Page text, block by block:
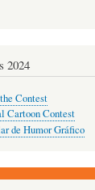
2024
Contest
Cartoon Contest
de Humor Gráfico